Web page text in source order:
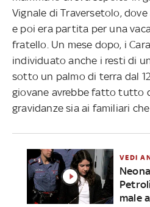
Vignale di Traversetolo,
e poi era partita per una
fratello. Un mese dopo, i
individuato anche i resti di
sotto un palmo di terra dal
giovane avrebbe fatto tutto
gravidanze sia ai familiari
VEDI
male